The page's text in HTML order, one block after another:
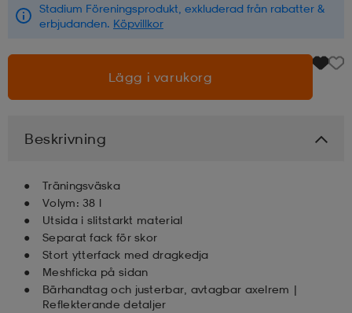
Stadium Föreningsprodukt, exkluderad från rabatter &
erbjudanden. Köpvillkor
Lägg i varukorg
Beskrivning
Träningsväska
Volym: 38 l
Utsida i slitstarkt material
Separat fack för skor
Stort ytterfack med dragkedja
Meshficka på sidan
Bärhandtag och justerbar, avtagbar axelrem |
Reflekterande detaljer